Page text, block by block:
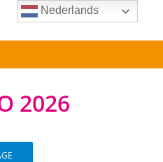
2026
Nederlands